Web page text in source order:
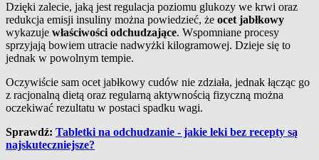
Dzięki zalecie, jaką jest regulacja poziomu glukozy we krwi oraz
redukcja emisji insuliny można powiedzieć, że ocet jabłkowy
wykazuje właściwości odchudzające. Wspomniane procesy
sprzyjają bowiem utracie nadwyżki kilogramowej. Dzieje się to
jednak w powolnym tempie.
Oczywiście sam ocet jabłkowy cudów nie zdziała, jednak łącząc go
z racjonalną dietą oraz regularną aktywnością fizyczną można
oczekiwać rezultatu w postaci spadku wagi.
Sprawdź: Tabletki na odchudzanie - jakie leki bez recepty są
najskuteczniejsze?